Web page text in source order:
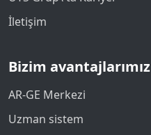
İletişim
Bizim avantajlarımız
AR-GE Merkezi
Uzman sistem